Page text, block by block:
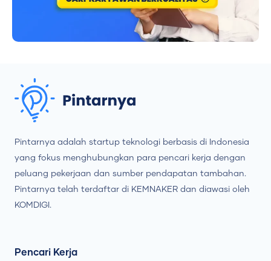
Pintarnya adalah startup teknologi berbasis di Indonesia
yang fokus menghubungkan para pencari kerja dengan
peluang pekerjaan dan sumber pendapatan tambahan.
Pintarnya telah terdaftar di KEMNAKER dan diawasi oleh
KOMDIGI.
Pencari Kerja